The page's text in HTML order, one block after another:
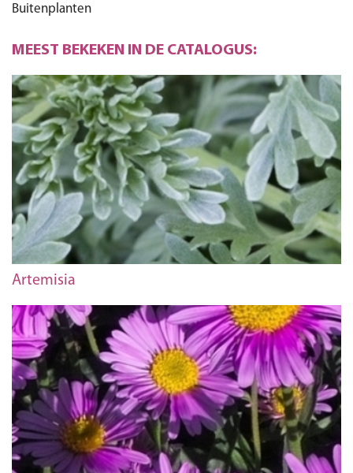
Buitenplanten
MEEST BEKEKEN IN DE CATALOGUS:
Artemisia